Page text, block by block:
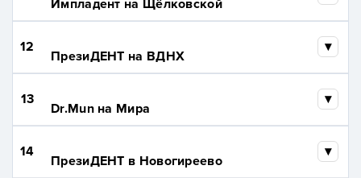
Импладент на Щёлковской
12
ПрезиДЕНТ на ВДНХ
13
Dr.Mun на Мира
14
ПрезиДЕНТ в Новогиреево